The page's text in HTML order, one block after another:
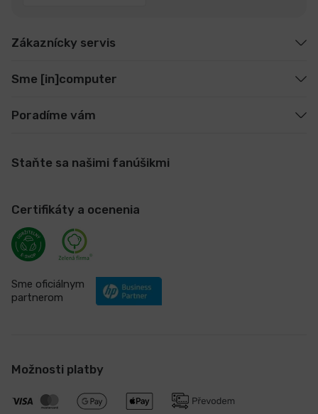
Zákaznícky servis
Sme [in]computer
Poradíme vám
Staňte sa našimi fanúšikmi
Certifikáty a ocenenia
Sme oficiálnym
partnerom
Možnosti platby